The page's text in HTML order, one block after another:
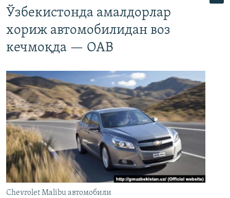
Ўзбекистонда амалдорлар
хориж автомобилидан воз
кечмоқда — ОАВ
Chevrolet Malibu автомобили